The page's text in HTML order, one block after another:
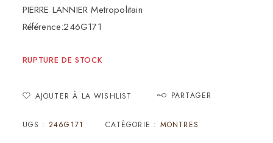
PIERRE LANNIER Metropolitain
Référence:246G171
RUPTURE DE STOCK
AJOUTER À LA WISHLIST PARTAGER
UGS : 246G171 CATÉGORIE : MONTRES